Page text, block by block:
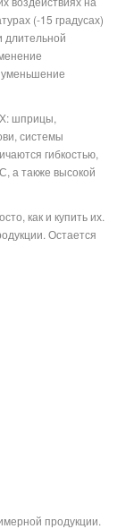
(-15 градусах)
длительной
уменьшение
шприцы,
системы
гибкостью,
а также высокой
как и купить их.
Остается
продукции.